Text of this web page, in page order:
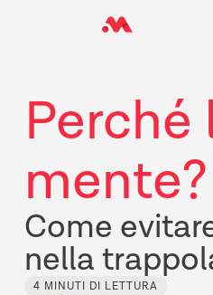
Perché
mente?
Come
nella
4 MINUTI DI LETTURA